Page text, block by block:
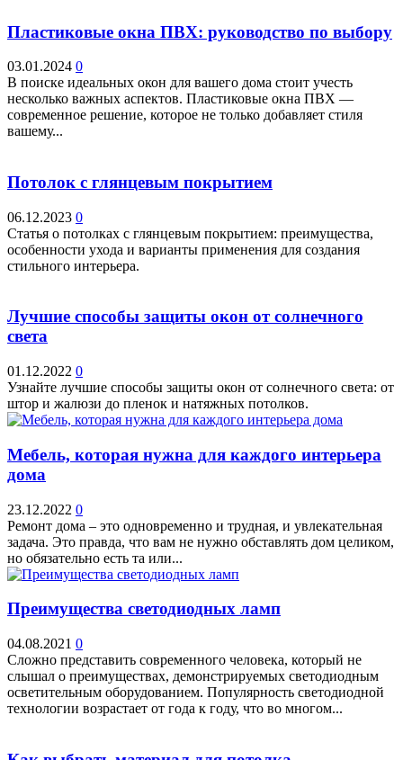
Пластиковые окна ПВХ: руководство по выбору
03.01.2024 0
В поиске идеальных окон для вашего дома стоит учесть
несколько важных аспектов. Пластиковые окна ПВХ —
современное решение, которое не только добавляет стиля
вашему...
Потолок с глянцевым покрытием
06.12.2023 0
Статья о потолках с глянцевым покрытием: преимущества,
особенности ухода и варианты применения для создания
стильного интерьера.
Лучшие способы защиты окон от солнечного
света
01.12.2022 0
Узнайте лучшие способы защиты окон от солнечного света: от
штор и жалюзи до пленок и натяжных потолков.
Мебель, которая нужна для каждого интерьера
дома
23.12.2022 0
Ремонт дома – это одновременно и трудная, и увлекательная
задача. Это правда, что вам не нужно обставлять дом целиком,
но обязательно есть та или...
Преимущества светодиодных ламп
04.08.2021 0
Сложно представить современного человека, который не
слышал о преимуществах, демонстрируемых светодиодным
осветительным оборудованием. Популярность светодиодной
технологии возрастает от года к году, что во многом...